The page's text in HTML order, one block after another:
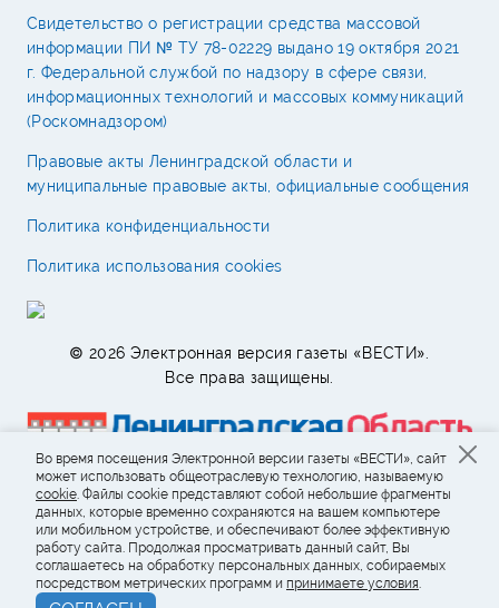
Свидетельство о регистрации средства массовой
информации ПИ № ТУ 78-02229 выдано 19 октября 2021
г. Федеральной службой по надзору в сфере связи,
информационных технологий и массовых коммуникаций
(Роскомнадзором)
Правовые акты Ленинградской области и
муниципальные правовые акты, официальные сообщения
Политика конфиденциальности
Политика использования cookies
© 2026 Электронная версия газеты «ВЕСТИ».
Все права защищены.
Во время посещения Электронной версии газеты «ВЕСТИ», сайт
может использовать общеотраслевую технологию, называемую
cookie. Файлы cookie представляют собой небольшие фрагменты
данных, которые временно сохраняются на вашем компьютере
или мобильном устройстве, и обеспечивают более эффективную
работу сайта. Продолжая просматривать данный сайт, Вы
соглашаетесь на обработку персональных данных, собираемых
посредством метрических программ и принимаете условия.